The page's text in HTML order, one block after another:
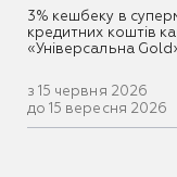
3% кешбеку в
кредитних коштів
«Універсальна
з 15 червня 2026
до 15 вересня 2026